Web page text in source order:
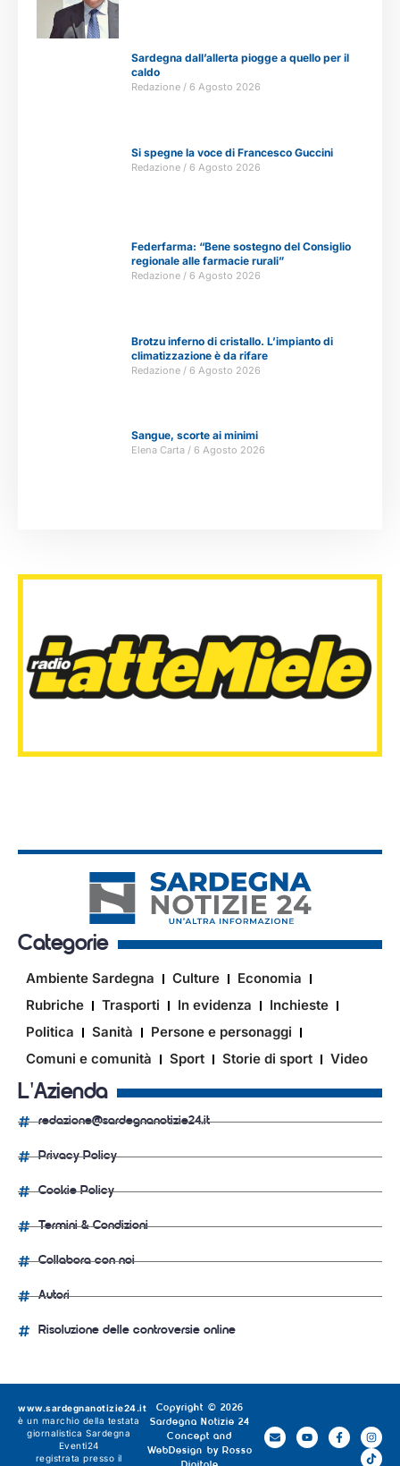
Sardegna dall’allerta piogge a quello per il
caldo
Redazione 6 Agosto 2026
Si spegne la voce di Francesco Guccini
Redazione 6 Agosto 2026
Federfarma: “Bene sostegno del Consiglio
regionale alle farmacie rurali”
Redazione 6 Agosto 2026
Brotzu inferno di cristallo. L’impianto di
climatizzazione è da rifare
Redazione 6 Agosto 2026
Sangue, scorte ai minimi
Elena Carta 6 Agosto 2026
Categorie
Ambiente Sardegna Culture
Economia
Rubriche
Trasporti In evidenza
Inchieste
Politica
Sanità
Persone e personaggi
Comuni e comunità
Sport Storie di sport Video
L'Azienda
redazione@sardegnanotizie24.it
Privacy Policy
Cookie Policy
Termini & Condizioni
Collabora con noi
Autori
Risoluzione delle controversie online
Copyright © 2026
Sardegna Notizie 24
Concept and
WebDesign by Rosso
www.sardegnanotizie24.it
è un marchio della testata
giornalistica Sardegna
Eventi24
registrata presso il